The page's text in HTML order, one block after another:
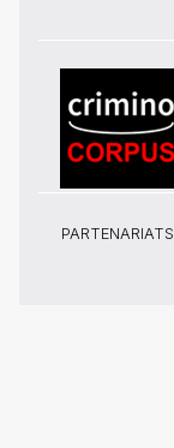
PARTENARIATS